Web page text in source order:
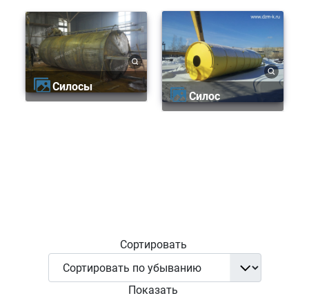
Силосы
Силос
Сортировать
Показать